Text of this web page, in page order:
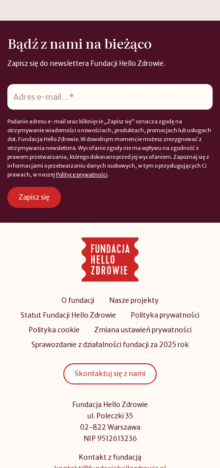
Bądź z nami na bieżąco
Zapisz się do newslettera Fundacji Hello Zdrowie.
Adres
mail*
Podanie adresu e-mail oraz kliknięcie „Zapisz się” oznacza zgodę na
otrzymywanie wiadomości o nowościach, produktach, promocjach lub usługach
dot. Fundacja Hello Zdrowie. W dowolnym momencie możesz zrezygnować z
otrzymywania newslettera. Wycofanie zgody nie ma wpływu na zgodność z
prawem przetwarzania, którego dokonano przed jej wycofaniem. Zapoznaj się z
informacjami o przetwarzaniu danych osobowych, w tym o przysługujących Ci
prawach, w naszejPolityce prywatności.
Zapisz się
O fundacji
Nasze projekty
Statut Fundacji Hello Zdrowie
Polityka prywatności
Polityka cookie
Zmiana ustawień prywatności
Sprawozdanie z działalności fundacji za 2025 rok
Skontaktuj się z nami
Fundacja Hello Zdrowie
ul. Poleczki 35
02-822 Warszawa
NIP 9512613236
Kontakt z fundacją